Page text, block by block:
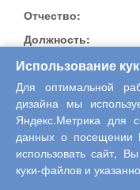
Отчество:
Должность:
Женина Н.А.
Фамилия:
Имя:
Отчество:
Использование
Для оптимальной
дизайна мы
Яндекс.Метрика для
данных о посещении
использовать сайт,
куки-файлов и